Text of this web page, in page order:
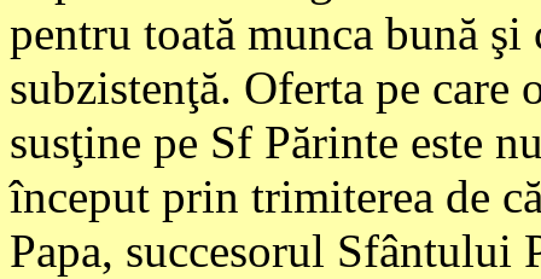
pentru toată munca bună
subzistenţă. Oferta pe care
susţine pe Sf Părinte este
început prin trimiterea de
Papa, succesorul Sfântului